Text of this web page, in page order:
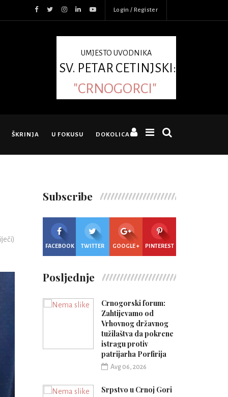
Login / Register
UMJESTO UVODNIKA
SV. PETAR CETINJSKI:
"CRNOGORCI"
ŠKRINJA U FOKUSU DOKOLICA
Subscribe
FACEBOOK TWITTER GOOGLE + PINTEREST
Posljednje
Crnogorski forum:
Zahtijevamo od
Vrhovnog državnog
tužilaštva da pokrene
istragu protiv
patrijarha Porfirija
Avg 06, 2026
Srpstvo u Crnoj Gori